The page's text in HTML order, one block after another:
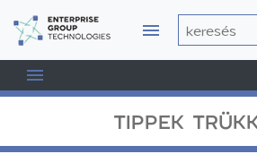
TIPPEK